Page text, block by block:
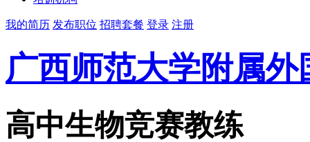
我的简历 发布职位 招聘套餐 登录 注册
广西师范大学附属外
高中生物竞赛教练